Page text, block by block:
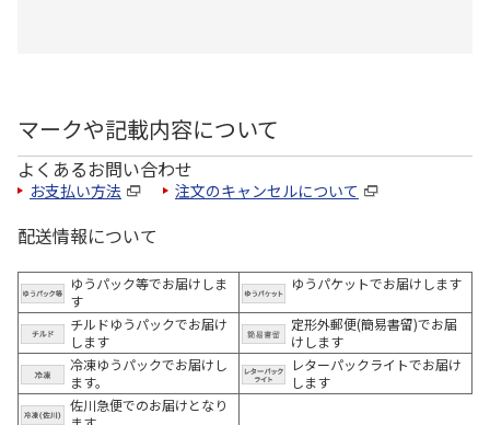
マークや記載内容について
よくあるお問い合わせ
お支払い方法 注文のキャンセルについて
配送情報について
ゆうパック等でお届けしま
す
ゆうパケットでお届けします
チルドゆうパックでお届け
します
定形外郵便(簡易書留)でお届
けします
冷凍ゆうパックでお届けし
ます。
レターパックライトでお届け
します
佐川急便でのお届けとなり